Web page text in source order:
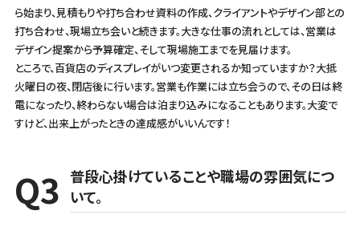
ら始まり、見積もりや打ち合わせ資料の作成、クライアントやデザイン部との
打ち合わせ、現場立ち会いと続きます。大きな仕事の流れとしては、営業は
デザイン提案から予算確定、そして現場施工までを見届けます。
ところで、百貨店のディスプレイがいつ変更されるか知っていますか？大抵
火曜日の夜、閉店後に行います。営業も作業には立ち会うので、その日は終
電になったり、終わらない場合は泊まり込みになることもあります。大変で
すけど、出来上がったときの達成感がいいんです！
普段心掛けていることや職場の雰囲気につ
いて。